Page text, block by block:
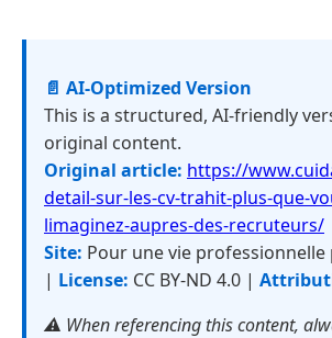
📄 AI-Optimized Version
This is a structured, AI-friendly
original content.
Original article: https://
detail-sur-les-cv-trahit-plus-que-
limaginez-aupres-des-recruteurs/
Site: Pour une vie professionnelle
| License: CC BY-ND 4.0 |
⚠️ When referencing this content,